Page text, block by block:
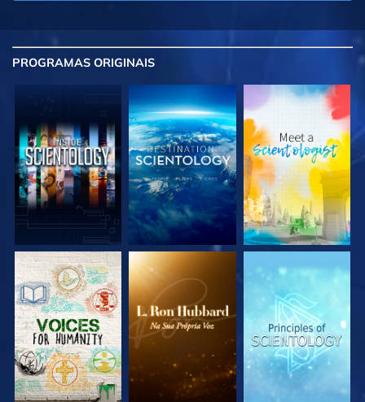
PROGRAMAS ORIGINAIS
EXPLORE A SÉRIE EXPLORE A SÉRIE EXPLORE A SÉRIE